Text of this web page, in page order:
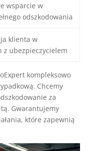
wsparcie w
odszkodowania
klienta w
z ubezpieczycielem
kompleksowo
Chcemy
za
Gwarantujemy
które zapewnią